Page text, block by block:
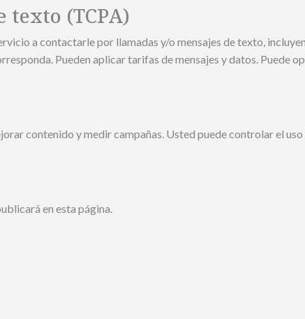
texto (TCPA)
a contactarle por llamadas y/o mensajes de texto,
Pueden aplicar tarifas de mensajes y datos. Puede
contenido y medir campañas. Usted puede controlar el
en esta página.